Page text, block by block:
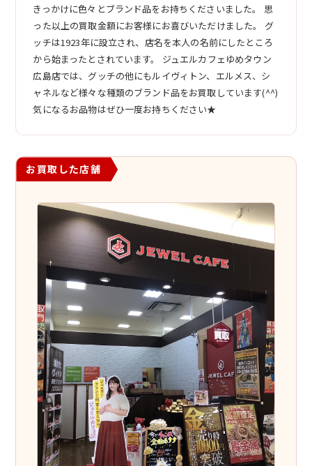
きっかけに色々とブランド品をお持ちくださいました。 思
った以上の買取金額にお客様にお喜びいただけました。 グ
ッチは1923年に設立され、店名を本人の名前にしたところ
から始まったとされています。 ジュエルカフェゆめタウン
広島店では、グッチの他にもルイヴィトン、エルメス、シ
ャネルなど様々な種類のブランド品をお買取しています(^^)
気になるお品物はぜひ一度お持ちください★
お買取した店舗